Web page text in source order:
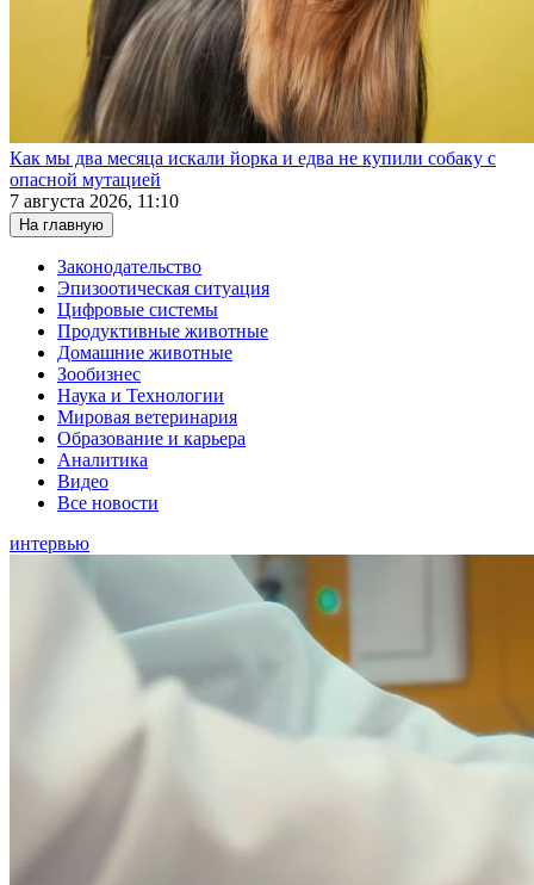
Как мы два месяца искали йорка и едва не купили собаку с
опасной мутацией
7 августа 2026, 11:10
На главную
Законодательство
Эпизоотическая ситуация
Цифровые системы
Продуктивные животные
Домашние животные
Зообизнес
Наука и Технологии
Мировая ветеринария
Образование и карьера
Аналитика
Видео
Все новости
интервью